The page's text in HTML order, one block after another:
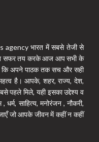
agency भारत में सबसे तेजी से
सफर तय करके आज आप सभी के
कि अपने पाठक तक सच और सही
है। आपके, शहर, राज्य, देश,
पहले मिले, यही इसका उद्देश्य व
साहित्य, मनोरंजन , नौकरी,
जो आपके जीवन में कहीं न कहीं